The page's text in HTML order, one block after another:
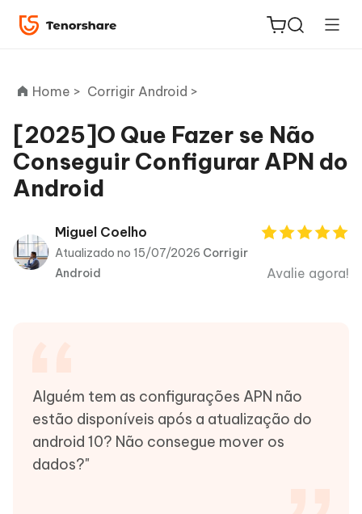
ReiBoot
for iOS
PDNob
PDF
Editor
Novo
Home > Corrigir Android >
[2025]O Que Fazer se Não
Conseguir Configurar APN do
Android
Miguel Coelho
Atualizado no 15/07/2026 Corrigir
Android
Avalie agora!
Alguém tem as configurações APN não
estão disponíveis após a atualização do
android 10? Não consegue mover os
dados?"